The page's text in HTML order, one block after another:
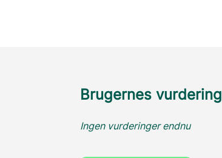
Brugernes vurdering
Ingen vurderinger endnu